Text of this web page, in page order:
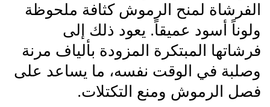
الفرشاة لمنح الرموش كثافة ملحوظة
ولوناً أسود عميقاً. يعود ذلك إلى
فرشاتها المبتكرة المزودة بألياف مرنة
وصلبة في الوقت نفسه، ما يساعد على
فصل الرموش ومنع التكتلات.